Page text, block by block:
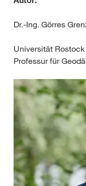
Dr.-Ing. Görres
Universität Rostock
Professur für